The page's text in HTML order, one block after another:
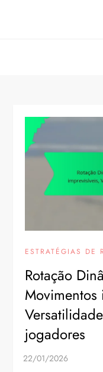
ESTRATÉGIAS DE
Rotação
jogadores